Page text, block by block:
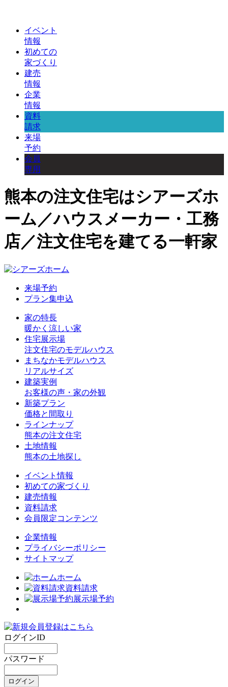
イベント
情報
初めての
家づくり
建売
情報
企業
情報
資料
請求
来場
予約
会員
専用
熊本の注文住宅はシアーズホ
ーム／ハウスメーカー・工務
店／注文住宅を建てる一軒家
来場予約
プラン集申込
家の特長
暖かく涼しい家
住宅展示場
注文住宅のモデルハウス
まちなかモデルハウス
リアルサイズ
建築実例
お客様の声・家の外観
新築プラン
価格と間取り
ラインナップ
熊本の注文住宅
土地情報
熊本の土地探し
イベント情報
初めての家づくり
建売情報
資料請求
会員限定コンテンツ
企業情報
プライバシーポリシー
サイトマップ
ホーム
資料請求
展示場予約
ログインID
パスワード